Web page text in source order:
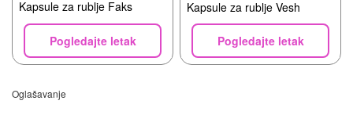
Kapsule za rublje Faks
Pogledajte letak
Kapsule za rublje Vesh
Pogledajte letak
Oglašavanje